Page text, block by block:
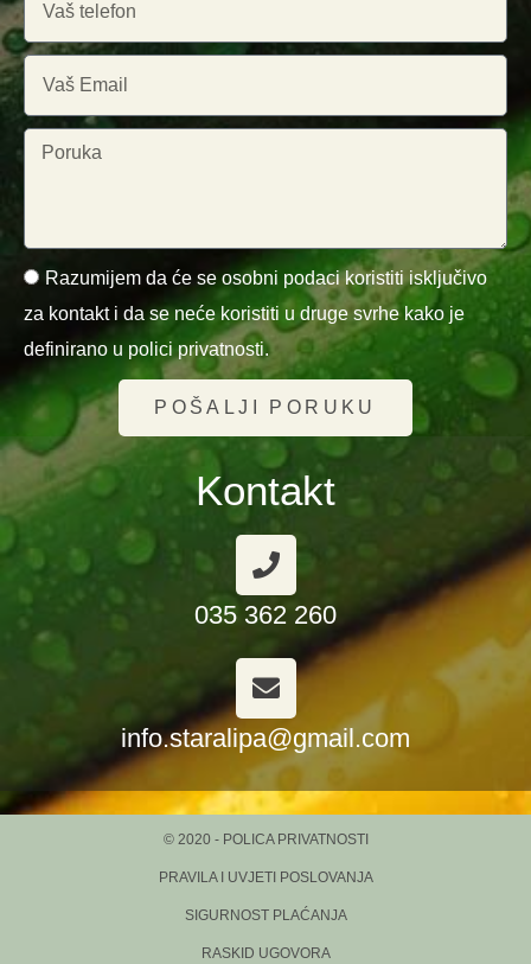
Razumijem da će se osobni podaci koristiti isključivo
za kontakt i da se neće koristiti u druge svrhe kako je
definirano u polici privatnosti.
POŠALJI PORUKU
Kontakt
035 362 260
info.staralipa@gmail.com
© 2020 - POLICA PRIVATNOSTI
PRAVILA I UVJETI POSLOVANJA
SIGURNOST PLAĆANJA
RASKID UGOVORA